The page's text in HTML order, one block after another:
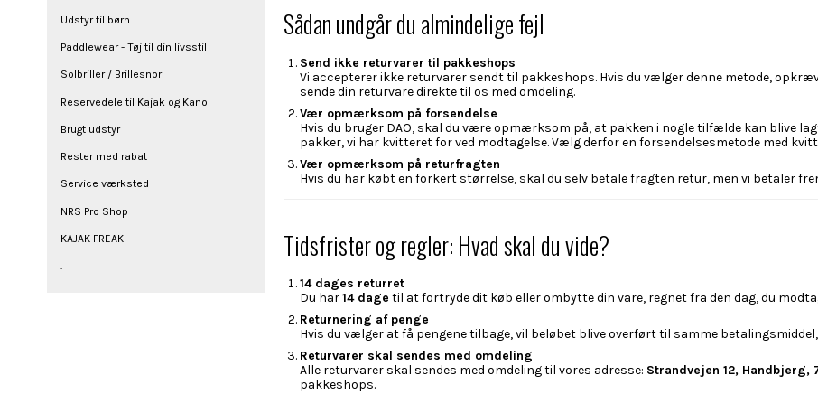
Udstyr til børn
Paddlewear - Tøj til din livsstil
Solbriller / Brillesnor
Reservedele til Kajak og Kano
Brugt udstyr
Rester med rabat
Service værksted
NRS Pro Shop
KAJAK FREAK
.
Sådan undgår du almindelige fejl
Send ikke returvarer til pakkeshops
Vi accepterer ikke returvarer sendt til pakkeshops. Hvis du vælger denne metode,
sende din returvare direkte til os med omdeling.
Vær opmærksom på forsendelse
Hvis du bruger DAO, skal du være opmærksom på, at pakken i nogle tilfælde kan blive
pakker, vi har kvitteret for ved modtagelse. Vælg derfor en forsendelsesmetode med
Vær opmærksom på returfragten
Hvis du har købt en forkert størrelse, skal du selv betale fragten retur, men vi betaler
Tidsfrister og regler: Hvad skal du vide?
14 dages returret
Du har14 dage til at fortryde dit køb eller ombytte din vare, regnet fra den dag, du
Returnering af penge
Hvis du vælger at få pengene tilbage, vil beløbet blive overført til samme
Returvarer skal sendes med omdeling
Alle returvarer skal sendes med omdeling til vores adresse: Strandvejen 12, Handbjerg,
pakkeshops.